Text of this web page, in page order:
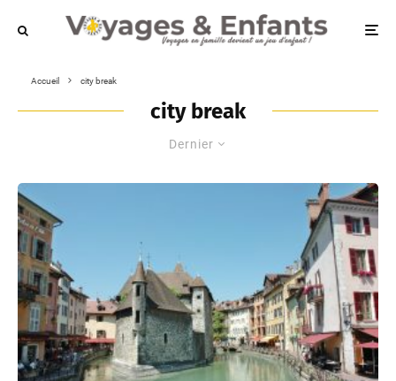
Accueil city break
city break
Dernier